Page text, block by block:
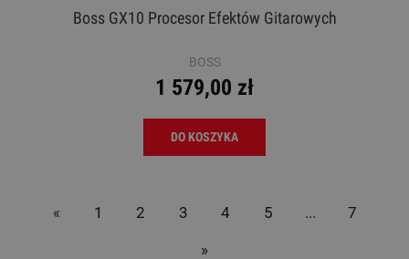
Boss GX10 Procesor Efektów Gitarowych
BOSS
1 579,00 zł
DO KOSZYKA
« 1 2 3 4 5 ... 7
»